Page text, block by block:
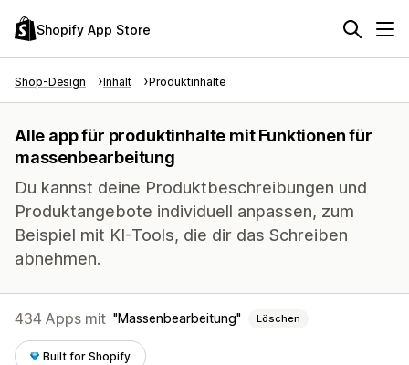
Shopify App Store
Shop-Design Inhalt Produktinhalte
Alle app für produktinhalte mit Funktionen für
massenbearbeitung
Du kannst deine Produktbeschreibungen und
Produktangebote individuell anpassen, zum
Beispiel mit KI-Tools, die dir das Schreiben
abnehmen.
434 Apps mit Massenbearbeitung Löschen
Built for Shopify